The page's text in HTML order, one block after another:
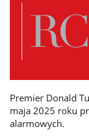
Premier Donald
maja 2025 roku
alarmowych.